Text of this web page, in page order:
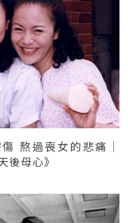
熬過喪女的悲痛｜
後母心》